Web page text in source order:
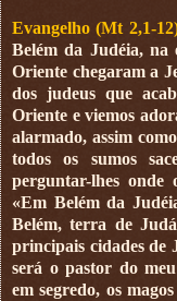
Evangelho (Mt 2,1-
Belém da Judéia, na
Oriente chegaram a
dos judeus que
Oriente e viemos
alarmado, assim
todos os sumos
perguntar-lhes onde
«Em Belém da
Belém, terra de
principais cidades de
será o pastor do
em segredo, os